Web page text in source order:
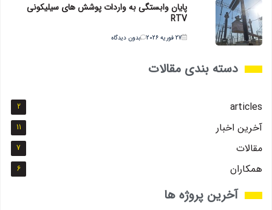
پایان وابستگی به واردات پوشش های سیلیکونی
RTV
27 فوریه 2026 بدون دیدگاه
دسته بندی مقالات
articles
2
آخرین اخبار 11
مقالات 7
همکاران 6
آخرین پروژه ها